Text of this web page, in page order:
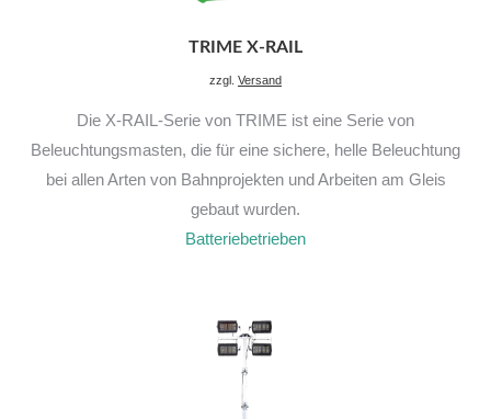
TRIME X-RAIL
zzgl. Versand
Die X-RAIL-Serie von TRIME ist eine Serie von
Beleuchtungsmasten, die für eine sichere, helle Beleuchtung
bei allen Arten von Bahnprojekten und Arbeiten am Gleis
gebaut wurden.
Batteriebetrieben